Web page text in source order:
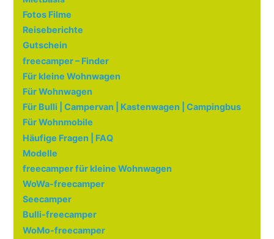
Fotos Filme
Reiseberichte
Gutschein
freecamper – Finder
Für kleine Wohnwagen
Für Wohnwagen
Für Bulli | Campervan | Kastenwagen | Campingbus
Für Wohnmobile
Häufige Fragen | FAQ
Modelle
freecamper für kleine Wohnwagen
WoWa-freecamper
Seecamper
Bulli-freecamper
WoMo-freecamper